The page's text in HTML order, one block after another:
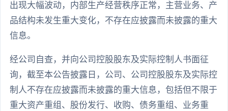
出现大幅波动，内部生产经营秩序正常，主营业务、产
品结构未发生重大变化，不存在应披露而未披露的重大
信息。
经公司自查，并向公司控股股东及实际控制人书面征
询，截至本公告披露日，公司、公司控股股东及实际控
制人不存在应披露而未披露的重大信息，包括但不限于
重大资产重组、股份发行、收购、债务重组、业务重